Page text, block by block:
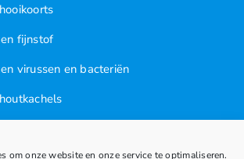
om onze website en onze service te optimaliseren.
fijnstof
virussen en bacteriën